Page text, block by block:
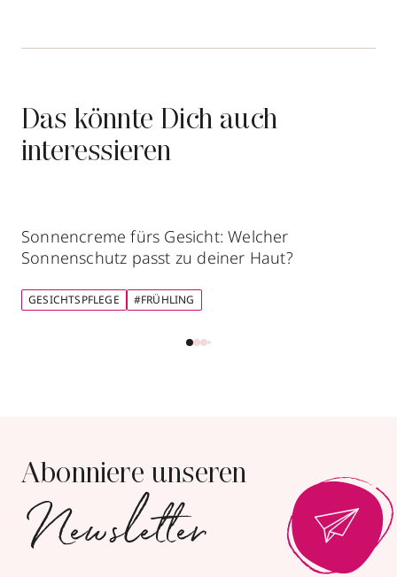
Das könnte Dich auch
interessieren
Sonnencreme fürs Gesicht: Welcher
Sonnenschutz passt zu deiner Haut?
GESICHTSPFLEGE #FRÜHLING
Abonniere unseren
Newsletter
mit Trends
& Aktionen